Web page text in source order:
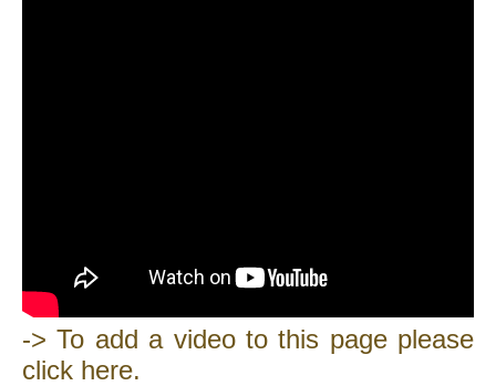
-> To add a video to this page please
click here.